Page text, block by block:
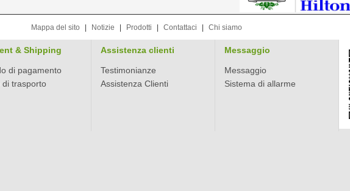
Mappa del sito Notizie Prodotti Contattaci Chi siamo
& Shipping
di pagamento
di trasporto
Assistenza clienti
Testimonianze
Assistenza Clienti
Messaggio
Messaggio
Sistema di allarme